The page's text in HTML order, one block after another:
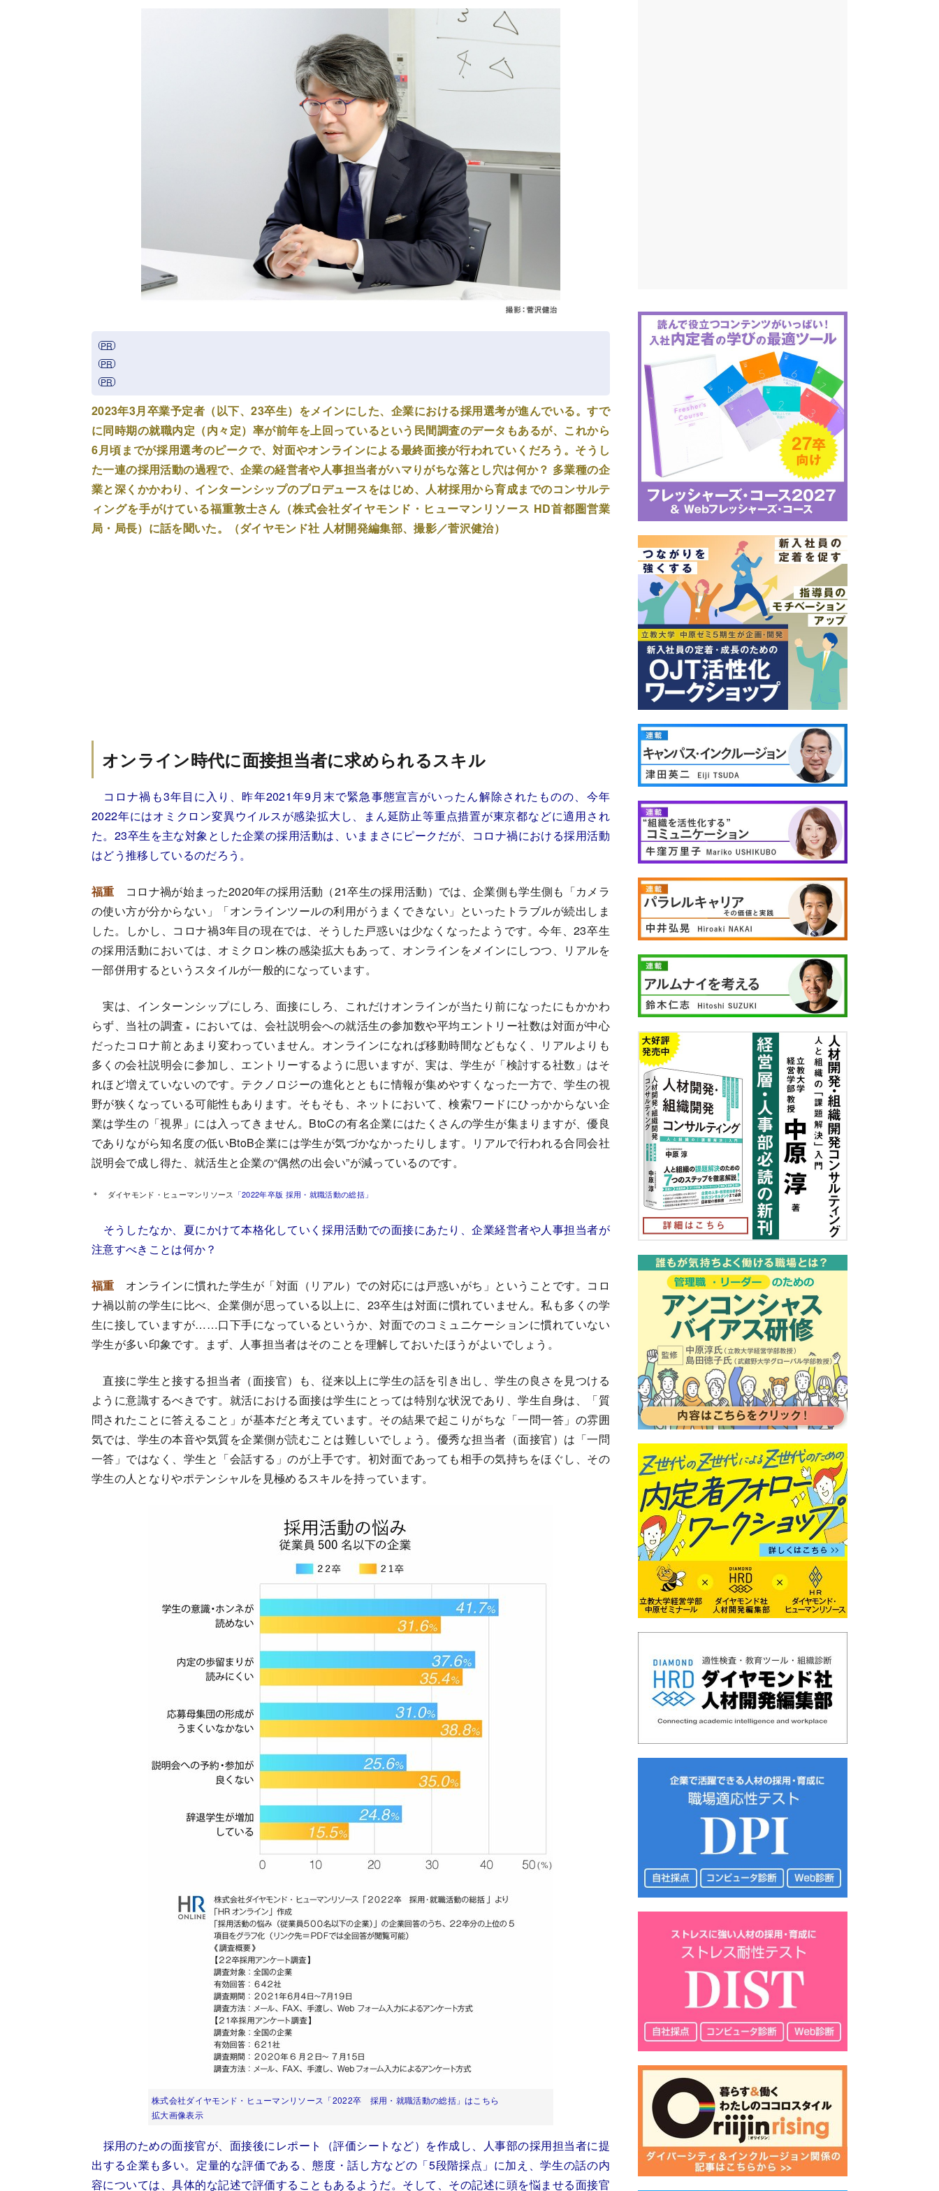
2023年3月卒業予定者（以下、23卒生）をメインにした、企業における採用選考が進んでいる。すで
に同時期の就職内定（内々定）率が前年を上回っているという民間調査のデータもあるが、これから
6月頃までが採用選考のピークで、対面やオンラインによる最終面接が行われていくだろう。そうし
た一連の採用活動の過程で、企業の経営者や人事担当者がハマりがちな落とし穴は何か？ 多業種の企
業と深くかかわり、インターンシップのプロデュースをはじめ、人材採用から育成までのコンサルテ
ィングを手がけている福重敦士さん（株式会社ダイヤモンド・ヒューマンリソース HD首都圏営業
局・局長）に話を聞いた。（ダイヤモンド社 人材開発編集部、撮影／菅沢健治）
オンライン時代に面接担当者に求められるスキル
コロナ禍も3年目に入り、昨年2021年9月末で緊急事態宣言がいったん解除されたものの、今年
2022年にはオミクロン変異ウイルスが感染拡大し、まん延防止等重点措置が東京都などに適用され
た。23卒生を主な対象とした企業の採用活動は、いままさにピークだが、コロナ禍における採用活動
はどう推移しているのだろう。
福重 コロナ禍が始まった2020年の採用活動（21卒生の採用活動）では、企業側も学生側も「カメラ
の使い方が分からない」「オンラインツールの利用がうまくできない」といったトラブルが続出しま
した。しかし、コロナ禍3年目の現在では、そうした戸惑いは少なくなったようです。今年、23卒生
の採用活動においては、オミクロン株の感染拡大もあって、オンラインをメインにしつつ、リアルを
一部併用するというスタイルが一般的になっています。
実は、インターンシップにしろ、面接にしろ、これだけオンラインが当たり前になったにもかかわ
らず、当社の調査 ＊ においては、会社説明会への就活生の参加数や平均エントリー社数は対面が中心
だったコロナ前とあまり変わっていません。オンラインになれば移動時間などもなく、リアルよりも
多くの会社説明会に参加し、エントリーするように思いますが、実は、学生が「検討する社数」はそ
れほど増えていないのです。テクノロジーの進化とともに情報が集めやすくなった一方で、学生の視
野が狭くなっている可能性もあります。そもそも、ネットにおいて、検索ワードにひっかからない企
業は学生の「視界」には入ってきません。BtoCの有名企業にはたくさんの学生が集まりますが、優良
でありながら知名度の低いBtoB企業には学生が気づかなかったりします。リアルで行われる合同会社
説明会で成し得た、就活生と企業の“偶然の出会い”が減っているのです。
＊ ダイヤモンド・ヒューマンリソース 「2022年卒版 採用・就職活動の総括」
そうしたなか、夏にかけて本格化していく採用活動での面接にあたり、企業経営者や人事担当者が
注意すべきことは何か？
福重 オンラインに慣れた学生が「対面（リアル）での対応には戸惑いがち」ということです。コロ
ナ禍以前の学生に比べ、企業側が思っている以上に、23卒生は対面に慣れていません。私も多くの学
生に接していますが……口下手になっているというか、対面でのコミュニケーションに慣れていない
学生が多い印象です。まず、人事担当者はそのことを理解しておいたほうがよいでしょう。
直接に学生と接する担当者（面接官）も、従来以上に学生の話を引き出し、学生の良さを見つける
ように意識するべきです。就活における面接は学生にとっては特別な状況であり、学生自身は、「質
問されたことに答えること」が基本だと考えています。その結果で起こりがちな「一問一答」の雰囲
気では、学生の本音や気質を企業側が読むことは難しいでしょう。優秀な担当者（面接官）は「一問
一答」ではなく、学生と「会話する」のが上手です。初対面であっても相手の気持ちをほぐし、その
学生の人となりやポテンシャルを見極めるスキルを持っています。
株式会社ダイヤモンド・ヒューマンリソース「2022卒 採用・就職活動の総括」はこちら
拡大画像表示
採用のための面接官が、面接後にレポート（評価シートなど）を作成し、人事部の採用担当者に提
出する企業も多い。定量的な評価である、態度・話し方などの「5段階採点」に加え、学生の話の内
容については、具体的な記述で評価することもあるようだ。そして、その記述に頭を悩ませる面接官